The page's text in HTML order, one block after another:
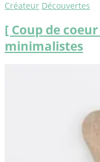
Créateur Découvertes
[ Coup de
minimalistes